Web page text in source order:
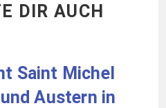
DIR AUCH
Saint Michel
Austern in